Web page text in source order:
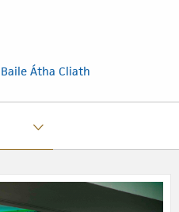
Átha Cliath